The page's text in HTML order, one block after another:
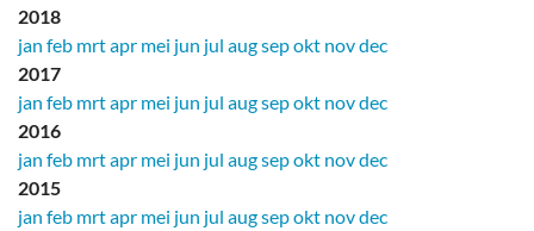
2018
jan feb mrtapr mei jun jul augsepokt novdec
2017
jan feb mrtapr mei jun jul augsepokt novdec
2016
jan feb mrtapr mei jun jul augsepokt novdec
2015
jan feb mrtapr mei jun jul augsepokt novdec